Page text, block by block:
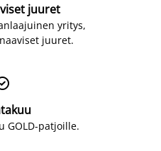
juuret
yritys,
juuret.
GOLD-patjoille.